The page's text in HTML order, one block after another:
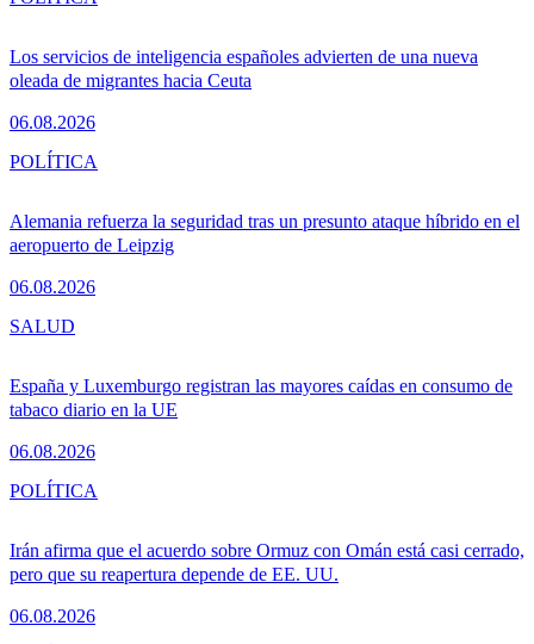
Los servicios de inteligencia españoles advierten de una nueva
oleada de migrantes hacia Ceuta
06.08.2026
Alemania refuerza la seguridad tras un presunto ataque híbrido en el
aeropuerto de Leipzig
06.08.2026
POLÍTICA
España y Luxemburgo registran las mayores caídas en consumo de
tabaco diario en la UE
06.08.2026
SALUD
Irán afirma que el acuerdo sobre Ormuz con Omán está casi cerrado,
pero que su reapertura depende de EE. UU.
06.08.2026
POLÍTICA